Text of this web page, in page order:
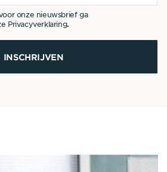
onze nieuwsbrief ga
Privacyverklaring.
INSCHRIJVEN